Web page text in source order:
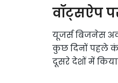
वॉट्सऐप
यूजर्स बिजनेस
कुछ दिनों पहले
दूसरे देशों में किया